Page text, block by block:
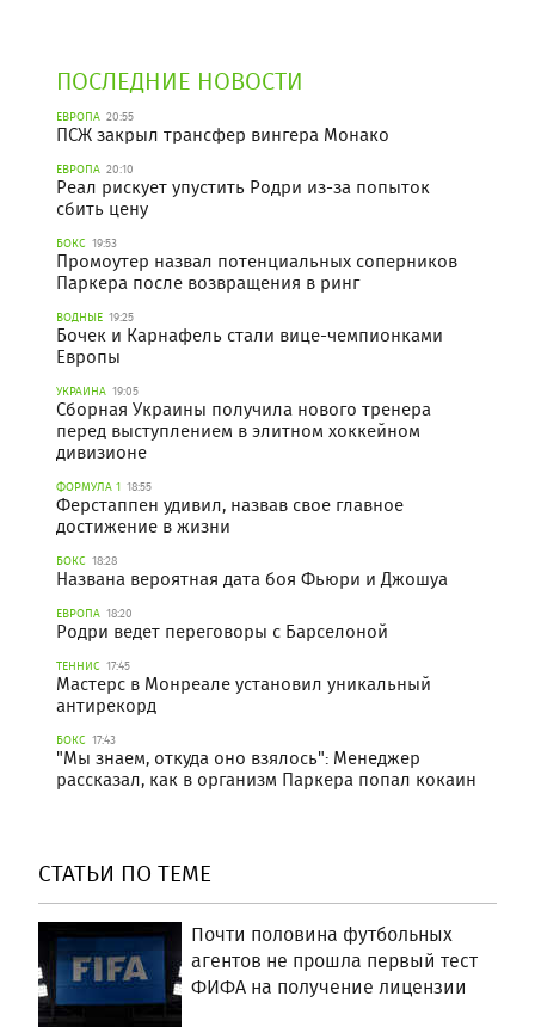
ПОСЛЕДНИЕ НОВОСТИ
ЕВРОПА 20:55
ПСЖ закрыл трансфер вингера Монако
ЕВРОПА 20:10
Реал рискует упустить Родри из-за попыток
сбить цену
БОКС 19:53
Промоутер назвал потенциальных соперников
Паркера после возвращения в ринг
ВОДНЫЕ 19:25
Бочек и Карнафель стали вице-чемпионками
Европы
УКРАИНА 19:05
Сборная Украины получила нового тренера
перед выступлением в элитном хоккейном
дивизионе
ФОРМУЛА 1 18:55
Ферстаппен удивил, назвав свое главное
достижение в жизни
БОКС 18:28
Названа вероятная дата боя Фьюри и Джошуа
ЕВРОПА 18:20
Родри ведет переговоры с Барселоной
ТЕННИС 17:45
Мастерс в Монреале установил уникальный
антирекорд
БОКС 17:43
"Мы знаем, откуда оно взялось": Менеджер
рассказал, как в организм Паркера попал кокаин
СТАТЬИ ПО ТЕМЕ
Почти половина футбольных
агентов не прошла первый тест
ФИФА на получение лицензии